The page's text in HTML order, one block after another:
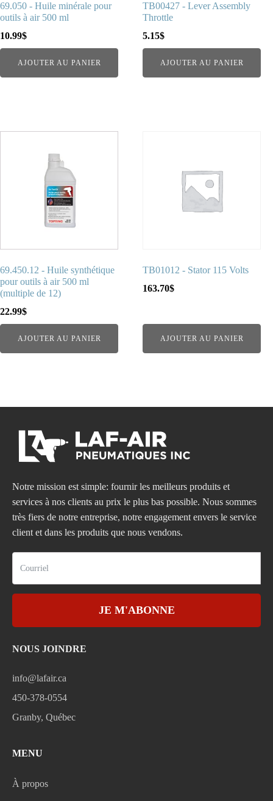
69.050 - Huile minérale pour
outils à air 500 ml
10.99$
AJOUTER AU PANIER
TB00427 - Lever Assembly
Throttle
5.15$
AJOUTER AU PANIER
69.450.12 - Huile synthétique
pour outils à air 500 ml
(multiple de 12)
22.99$
AJOUTER AU PANIER
TB01012 - Stator 115 Volts
163.70$
AJOUTER AU PANIER
Notre mission est simple: fournir les meilleurs produits et
services à nos clients au prix le plus bas possible. Nous sommes
très fiers de notre entreprise, notre engagement envers le service
client et dans les produits que nous vendons.
JE M'ABONNE
NOUS JOINDRE
info@lafair.ca
450-378-0554
Granby, Québec
MENU
À propos